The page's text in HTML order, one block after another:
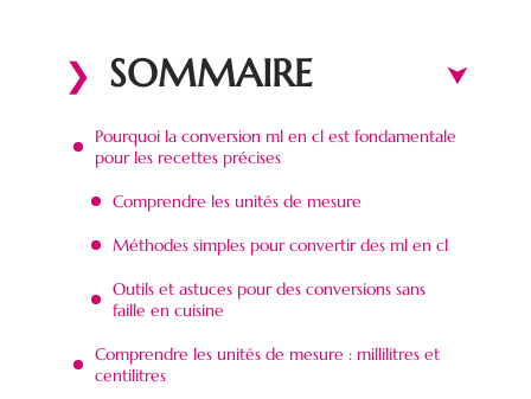
SOMMAIRE
Pourquoi la conversion ml en cl est fondamentale
pour les recettes précises
Comprendre les unités de mesure
Méthodes simples pour convertir des ml en cl
Outils et astuces pour des conversions sans
faille en cuisine
Comprendre les unités de mesure : millilitres et
centilitres